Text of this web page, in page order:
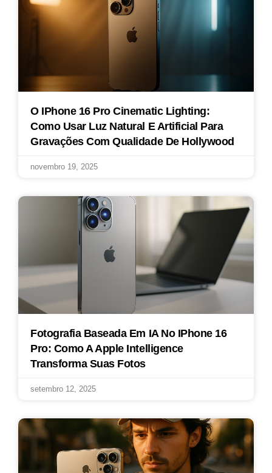
O IPhone 16 Pro Cinematic Lighting:
Como Usar Luz Natural E Artificial Para
Gravações Com Qualidade De Hollywood
novembro 19, 2025
Fotografia Baseada Em IA No IPhone 16
Pro: Como A Apple Intelligence
Transforma Suas Fotos
setembro 12, 2025